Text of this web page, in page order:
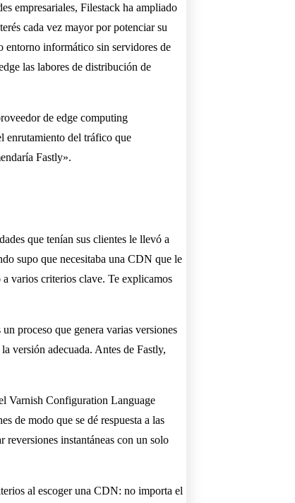
empresariales, Filestack ha ampliado
cada vez mayor por potenciar su
entorno informático sin servidores de
las labores de distribución de
de edge computing
enrutamiento del tráfico que
Fastly».
que tenían sus clientes le llevó a
supo que necesitaba una CDN que le
varios criterios clave. Te explicamos
proceso que genera varias versiones
versión adecuada. Antes de Fastly,
Varnish Configuration Language
de modo que se dé respuesta a las
reversiones instantáneas con un solo
al escoger una CDN: no importa el